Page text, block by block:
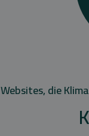
Websites, die